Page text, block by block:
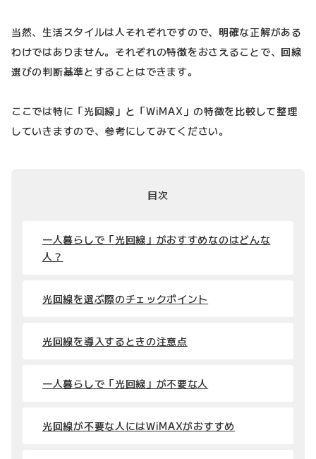
当然、生活スタイルは人それぞれですので、明確な正解がある
わけではありません。それぞれの特徴をおさえることで、回線
選びの判断基準とすることはできます。
ここでは特に「光回線」と「WiMAX」の特徴を比較して整理
していきますので、参考にしてみてください。
目次
一人暮らしで「光回線」がおすすめなのはどんな
人？
光回線を選ぶ際のチェックポイント
光回線を導入するときの注意点
一人暮らしで「光回線」が不要な人
光回線が不要な人にはWiMAXがおすすめ